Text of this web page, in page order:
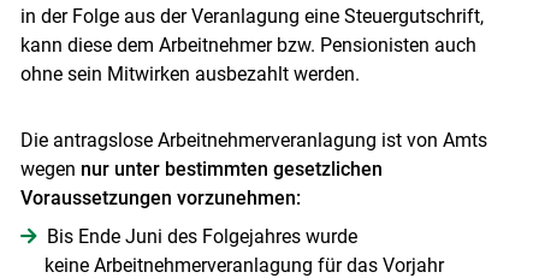
in der Folge aus der Veranlagung eine Steuergutschrift,
kann diese dem Arbeitnehmer bzw. Pensionisten auch
ohne sein Mitwirken ausbezahlt werden.
Die antragslose Arbeitnehmerveranlagung ist von Amts
wegen nur unter bestimmten gesetzlichen
Voraussetzungen vorzunehmen:
Bis Ende Juni des Folgejahres wurde
keine Arbeitnehmerveranlagung für das Vorjahr